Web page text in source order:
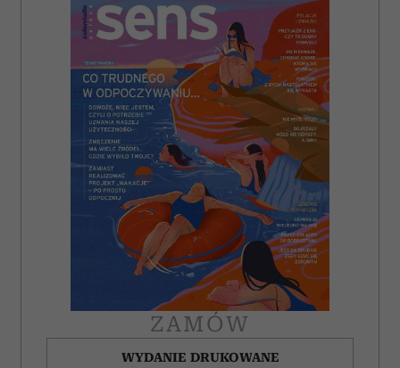
ZAMÓW
WYDANIE DRUKOWANE